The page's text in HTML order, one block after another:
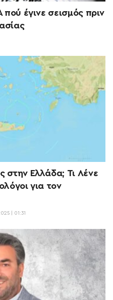
πού έγινε σεισμός πριν
στην Ελλάδα; Τι Λένε
για τον
| 01:31